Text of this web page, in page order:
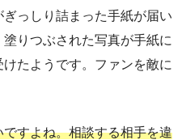
っしり詰まった手紙が届い
りつぶされた写真が手紙に
たようです。ファンを敵に
すよね。相談する相手を違